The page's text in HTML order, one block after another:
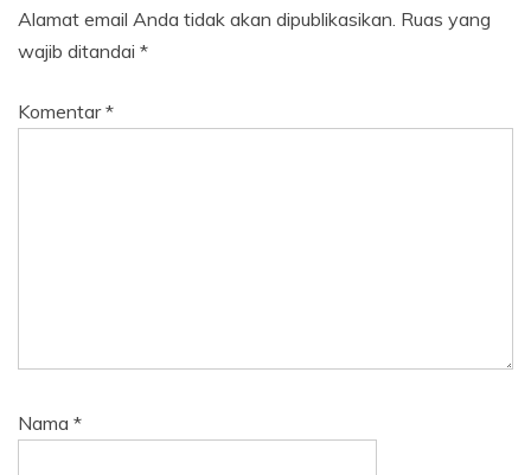
Alamat email Anda tidak akan dipublikasikan. Ruas yang
wajib ditandai *
Komentar*
Nama *